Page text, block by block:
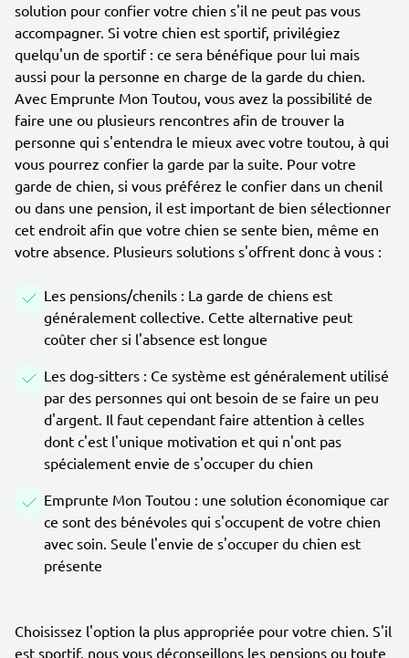
solution pour confier votre chien s'il ne peut pas vous
accompagner. Si votre chien est sportif, privilégiez
quelqu'un de sportif : ce sera bénéfique pour lui mais
aussi pour la personne en charge de la garde du chien.
Avec Emprunte Mon Toutou, vous avez la possibilité de
faire une ou plusieurs rencontres afin de trouver la
personne qui s'entendra le mieux avec votre toutou, à qui
vous pourrez confier la garde par la suite. Pour votre
garde de chien, si vous préférez le confier dans un chenil
ou dans une pension, il est important de bien sélectionner
cet endroit afin que votre chien se sente bien, même en
votre absence. Plusieurs solutions s'offrent donc à vous :
Les pensions/chenils : La garde de chiens est
généralement collective. Cette alternative peut
coûter cher si l'absence est longue
Les dog-sitters : Ce système est généralement utilisé
par des personnes qui ont besoin de se faire un peu
d'argent. Il faut cependant faire attention à celles
dont c'est l'unique motivation et qui n'ont pas
spécialement envie de s'occuper du chien
Emprunte Mon Toutou : une solution économique car
ce sont des bénévoles qui s'occupent de votre chien
avec soin. Seule l'envie de s'occuper du chien est
présente
Choisissez l'option la plus appropriée pour votre chien. S'il
est sportif, nous vous déconseillons les pensions ou toute